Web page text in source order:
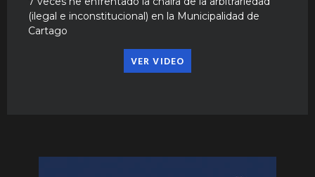
(ilegal e inconstitucional) en la Municipalidad de
Cartago
VER VIDEO